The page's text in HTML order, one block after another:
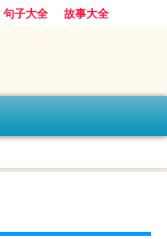
句子大全
故事大全